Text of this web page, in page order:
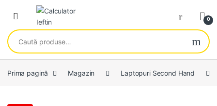
Skip to navigation
Skip to content
Open 0
Caută după:
Prima pagină Magazin Laptopuri Second Hand